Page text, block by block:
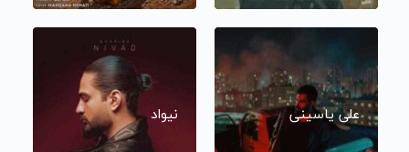
علی یاسینی نیواد